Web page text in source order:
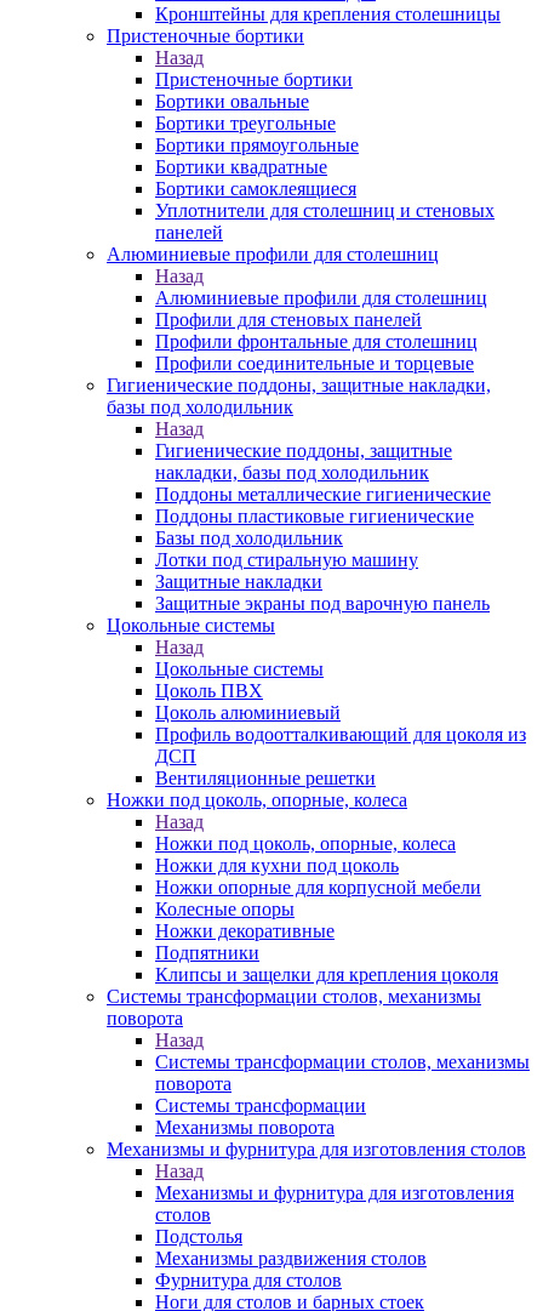
Кронштейны для крепления столешницы
Пристеночные бортики
Назад
Пристеночные бортики
Бортики овальные
Бортики треугольные
Бортики прямоугольные
Бортики квадратные
Бортики самоклеящиеся
Уплотнители для столешниц и стеновых
панелей
Алюминиевые профили для столешниц
Назад
Алюминиевые профили для столешниц
Профили для стеновых панелей
Профили фронтальные для столешниц
Профили соединительные и торцевые
Гигиенические поддоны, защитные накладки,
базы под холодильник
Назад
Гигиенические поддоны, защитные
накладки, базы под холодильник
Поддоны металлические гигиенические
Поддоны пластиковые гигиенические
Базы под холодильник
Лотки под стиральную машину
Защитные накладки
Защитные экраны под варочную панель
Цокольные системы
Назад
Цокольные системы
Цоколь ПВХ
Цоколь алюминиевый
Профиль водоотталкивающий для цоколя из
ДСП
Вентиляционные решетки
Ножки под цоколь, опорные, колеса
Назад
Ножки под цоколь, опорные, колеса
Ножки для кухни под цоколь
Ножки опорные для корпусной мебели
Колесные опоры
Ножки декоративные
Подпятники
Клипсы и защелки для крепления цоколя
Системы трансформации столов, механизмы
поворота
Назад
Системы трансформации столов, механизмы
поворота
Системы трансформации
Механизмы поворота
Механизмы и фурнитура для изготовления столов
Назад
Механизмы и фурнитура для изготовления
столов
Подстолья
Механизмы раздвижения столов
Фурнитура для столов
Ноги для столов и барных стоек